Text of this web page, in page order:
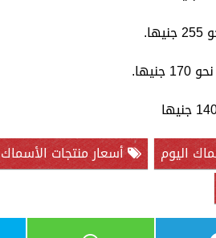
اليوم أسعار منتجات الأسماك